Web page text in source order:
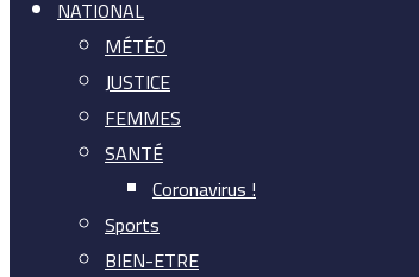
NATIONAL
MÉTÉO
JUSTICE
FEMMES
SANTÉ
Coronavirus !
Sports
BIEN-ETRE